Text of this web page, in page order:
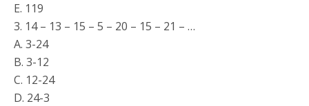
E. 119
3. 14 – 13 – 15 – 5 – 20 – 15 – 21 – …
A. 3-24
B. 3-12
C. 12-24
D. 24-3